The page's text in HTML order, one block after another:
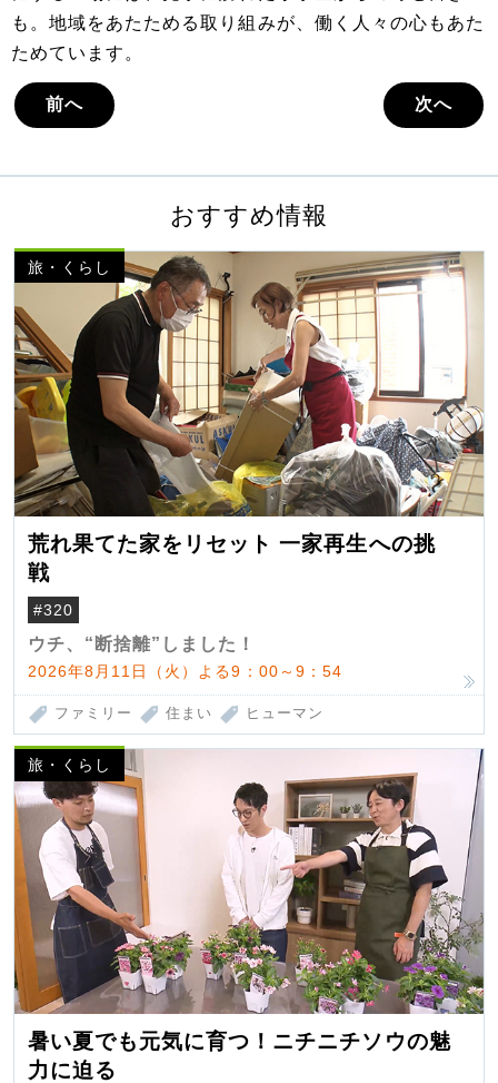
も。地域をあたためる取り組みが、働く人々の心もあた
ためています。
前へ 次へ
おすすめ情報
旅・くらし
荒れ果てた家をリセット 一家再生への挑
戦
#320
ウチ、“断捨離”しました！
2026年8月11日（火）よる9：00～9：54
ファミリー 住まい ヒューマン
旅・くらし
暑い夏でも元気に育つ！ニチニチソウの魅
力に迫る